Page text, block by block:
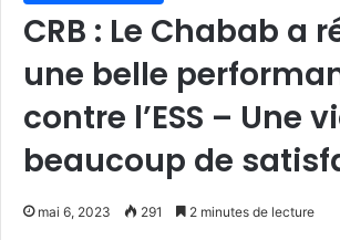
CRB : Le Chabab a
une belle
contre l’ESS – Une
beaucoup de
mai 6, 2023 291 2 minutes de lecture